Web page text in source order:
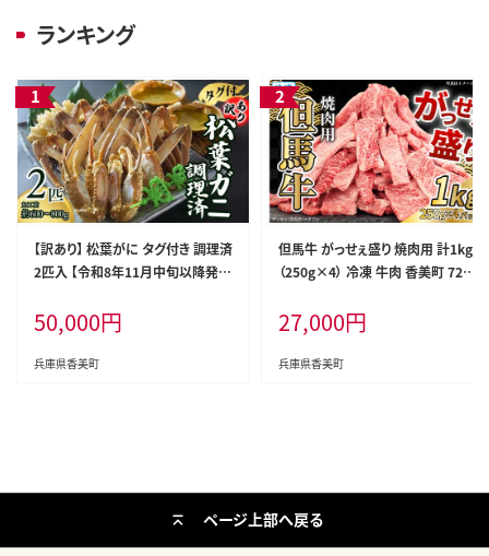
ランキング
【訳あり】 松葉がに タグ付き 調理済
2匹入 【令和8年11月中旬以降発送
8
50,000円
兵庫県香美町
但馬牛 がっせぇ盛り 焼肉用 計1kg
（250g×4） 冷凍 牛肉 香美町 72-2
27,000円
兵庫県香美町
ページ上部へ戻る